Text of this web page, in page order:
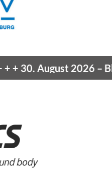
30. August 2026 –